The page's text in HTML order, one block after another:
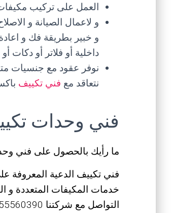
العمل على تركيب
و لاعمال الصيانة و
و خبير بطريقة فك و
داخلية أو فلاتر أو دكات
نوفر عقود مع جنسيات
نتعاقد مع فني تكييف
فني وحدات
ما رأيك بالحصول على فني
فني تكييف الدعية المعروفة
خدمات المكيفات المتعددة